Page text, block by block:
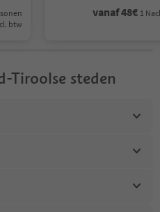
btw
vanaf48€ 1
Tiroolse steden